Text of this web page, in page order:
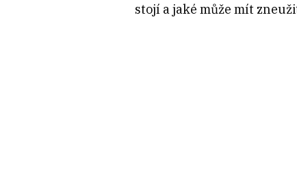
stojí a jaké může mít